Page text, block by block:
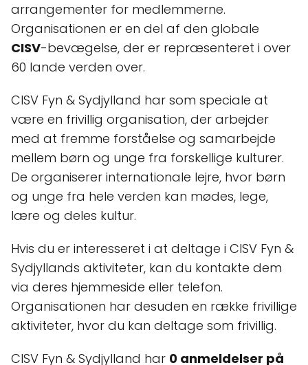
arrangementer for medlemmerne.
Organisationen er en del af den globale
CISV-bevægelse, der er repræsenteret i over
60 lande verden over.
CISV Fyn & Sydjylland har som speciale at
være en frivillig organisation, der arbejder
med at fremme forståelse og samarbejde
mellem børn og unge fra forskellige kulturer.
De organiserer internationale lejre, hvor børn
og unge fra hele verden kan mødes, lege,
lære og deles kultur.
Hvis du er interesseret i at deltage i CISV Fyn &
Sydjyllands aktiviteter, kan du kontakte dem
via deres hjemmeside eller telefon.
Organisationen har desuden en række frivillige
aktiviteter, hvor du kan deltage som frivillig.
CISV Fyn & Sydjylland har 0 anmeldelser på